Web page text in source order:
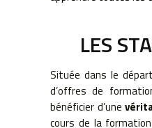
LES
Située dans le
d’offres de
bénéficier d’une
cours de la